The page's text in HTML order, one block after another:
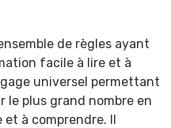
de règles ayant
facile à lire et à
universel permettant
le plus grand nombre en
et à comprendre. Il